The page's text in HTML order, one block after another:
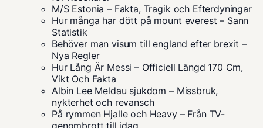
M/S Estonia – Fakta, Tragik och Efterdyningar
Hur många har dött på mount everest – Sann
Statistik
Behöver man visum till england efter brexit –
Nya Regler
Hur Lång Är Messi – Officiell Längd 170 Cm,
Vikt Och Fakta
Albin Lee Meldau sjukdom – Missbruk,
nykterhet och revansch
På rymmen Hjalle och Heavy – Från TV-
genombrott till idag